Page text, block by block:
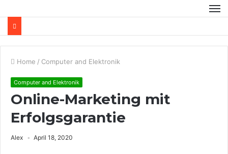
Home / Computer and Elektronik
Computer and Elektronik
Online-Marketing mit
Erfolgsgarantie
Alex April 18, 2020